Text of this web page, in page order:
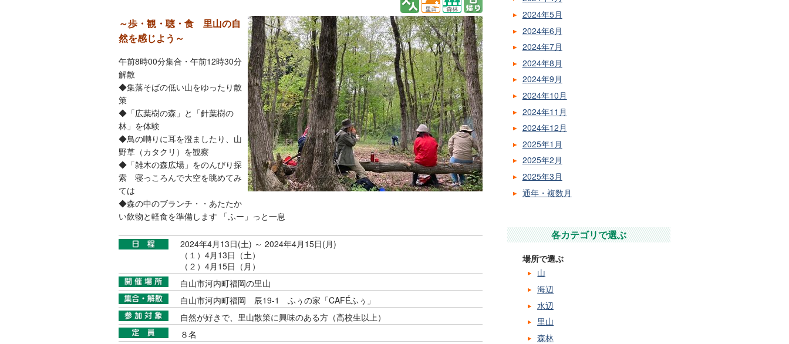
～歩・観・聴・食 里山の自
然を感じよう～
午前8時00分集合・午前12時30分
解散
◆集落そばの低い山をゆったり散
策
◆「広葉樹の森」と「針葉樹の
林」を体験
◆鳥の囀りに耳を澄ましたり、山
野草（カタクリ）を観察
◆「雑木の森広場」をのんびり探
索 寝っころんで大空を眺めてみ
ては
◆森の中のブランチ・・あたたか
い飲物と軽食を準備します 「ふー」っと一息
2024年4月13日(土) ～ 2024年4月15日(月)
（１）4月13日（土）
（２）4月15日（月）
白山市河内町福岡の里山
白山市河内町福岡 辰19-1 ふぅの家「CAFÉふぅ」
自然が好きで、里山散策に興味のある方（高校生以上）
８名
2024年5月
2024年6月
2024年7月
2024年8月
2024年9月
2024年10月
2024年11月
2024年12月
2025年1月
2025年2月
2025年3月
通年・複数月
各カテゴリで選ぶ
場所で選ぶ
山
海辺
水辺
里山
森林